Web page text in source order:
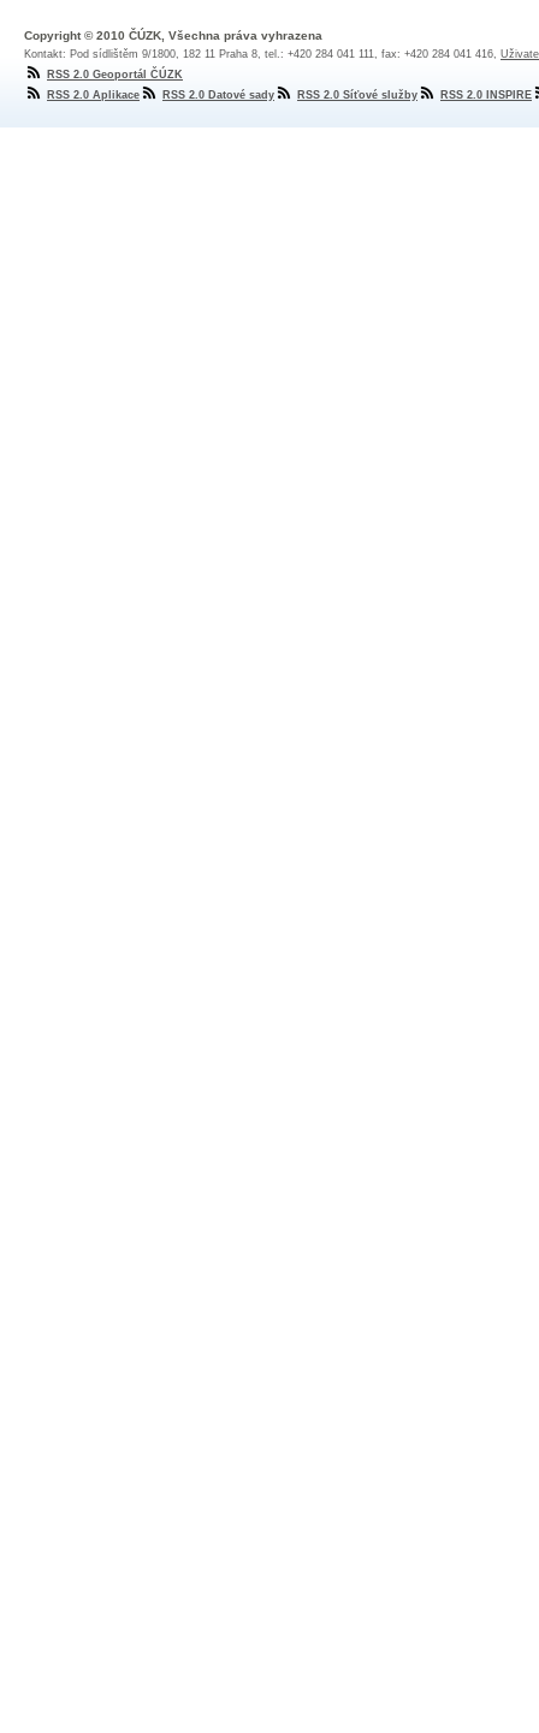
Copyright © 2010 ČÚZK, Všechna práva vyhrazena
Kontakt: Pod sídlištěm 9/1800, 182 11 Praha 8, tel.: +420 284 041 111, fax: +420 284 041 416,
RSS 2.0 Geoportál ČÚZK
RSS 2.0 Aplikace
RSS 2.0 Datové sady RSS 2.0 Síťové služby RSS 2.0 INSPIRE